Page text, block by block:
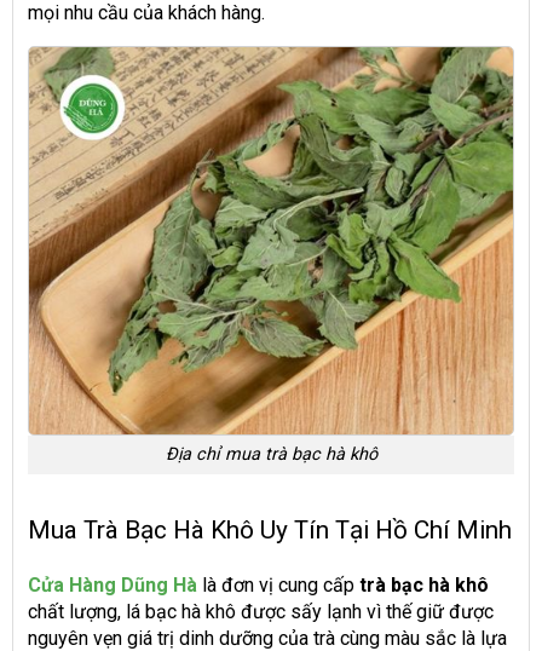
mọi nhu cầu của khách hàng.
Địa chỉ mua trà bạc hà khô
Mua Trà Bạc Hà Khô Uy Tín Tại Hồ Chí Minh
Cửa Hàng Dũng Hà là đơn vị cung cấp trà bạc hà khô
chất lượng, lá bạc hà khô được sấy lạnh vì thế giữ được
nguyên vẹn giá trị dinh dưỡng của trà cùng màu sắc là lựa